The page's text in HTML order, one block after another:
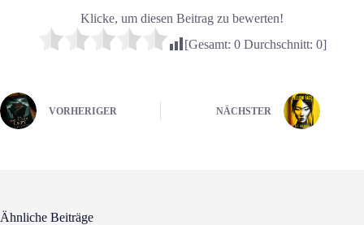
Klicke, um diesen Beitrag zu bewerten!
[Gesamt: 0Durchschnitt: 0]
VORHERIGER NÄCHSTER
Ähnliche Beiträge